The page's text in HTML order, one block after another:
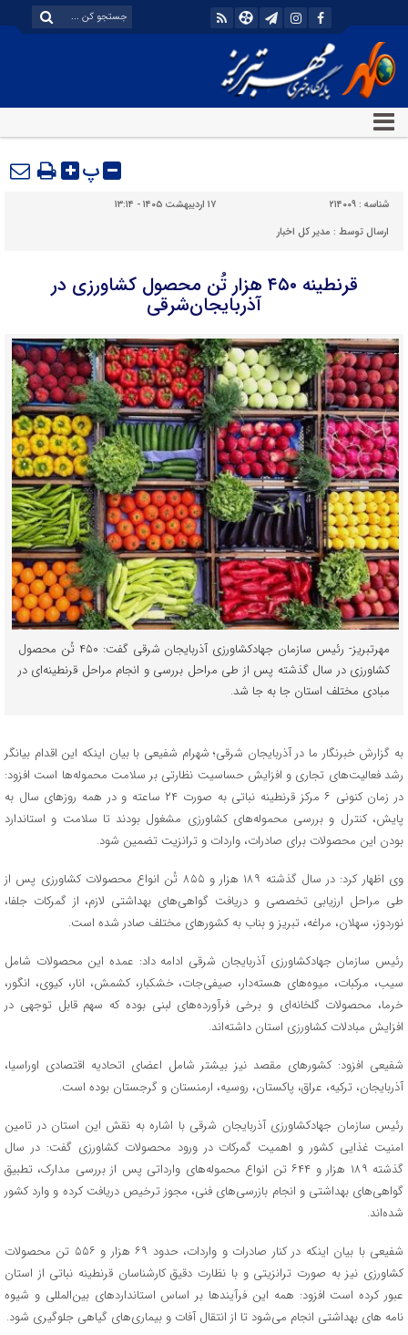
پ
شناسه : ۲۱۴۰۰۹
۱۷ اردیبهشت ۱۴۰۵ - ۱۳:۱۴
ارسال توسط : مدیر کل اخبار
قرنطینه ۴۵۰ هزار تُن محصول کشاورزی در
آذربایجان‌شرقی
مهرتبریز- رئیس سازمان جهادکشاورزی آذربایجان شرقی گفت: ۴۵۰ تُن محصول
کشاورزی در سال گذشته پس از طی مراحل بررسی و انجام مراحل قرنطینه‌ای در
مبادی مختلف استان جا به جا شد.
به گزارش خبرنگار ما در آذربایجان شرقی؛ شهرام شفیعی با بیان اینکه این اقدام بیانگر
رشد فعالیت‌های تجاری و افزایش حساسیت نظارتی بر سلامت محموله‌ها است افزود:
در زمان کنونی ۶ مرکز قرنطینه نباتی به صورت ۲۴ ساعته و در همه روز‌های سال به
پایش، کنترل و بررسی محموله‌های کشاورزی مشغول بودند تا سلامت و استاندارد
بودن این محصولات برای صادرات، واردات و ترانزیت تضمین شود.
وی اظهار کرد: در سال گذشته ۱۸۹ هزار و ۸۵۵ تُن انواع محصولات کشاورزی پس از
طی مراحل ارزیابی تخصصی و دریافت گواهی‌های بهداشتی لازم، از گمرکات جلفا،
نوردوز، سهلان، مراغه، تبریز و بناب به کشور‌های مختلف صادر شده است.
رئیس سازمان جهادکشاورزی آذربایجان شرقی ادامه داد: عمده این محصولات شامل
سیب، مرکبات، میوه‌های هسته‌دار، صیفی‌جات، خشکبار، کشمش، انار، کیوی، انگور،
خرما، محصولات گلخانه‌ای و برخی فرآورده‌های لبنی بوده که سهم قابل توجهی در
افزایش مبادلات کشاورزی استان داشته‌اند.
شفیعی افزود: کشور‌های مقصد نیز بیشتر شامل اعضای اتحادیه اقتصادی اوراسیا،
آذربایجان، ترکیه، عراق، پاکستان، روسیه، ارمنستان و گرجستان بوده است.
رئیس سازمان جهادکشاورزی آذربایجان شرقی با اشاره به نقش این استان در تامین
امنیت غذایی کشور و اهمیت گمرکات در ورود محصولات کشاورزی گفت: در سال
گذشته ۱۸۹ هزار و ۶۴۴ تن انواع محموله‌های وارداتی پس از بررسی مدارک، تطبیق
گواهی‌های بهداشتی و انجام بازرسی‌های فنی، مجوز ترخیص دریافت کرده و وارد کشور
شده‌اند.
شفیعی با بیان اینکه در کنار صادرات و واردات، حدود ۶۹ هزار و ۵۵۶ تن محصولات
کشاورزی نیز به صورت ترانزیتی و با نظارت دقیق کارشناسان قرنطینه نباتی از استان
عبور کرده است افزود: همه این فرآیند‌ها بر اساس استاندارد‌های بین‌المللی و شیوه
نامه های بهداشتی انجام می‌شود تا از انتقال آفات و بیماری‌های گیاهی جلوگیری شود.